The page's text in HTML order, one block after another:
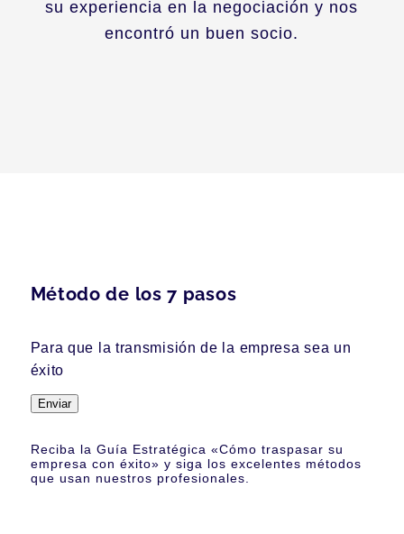
su experiencia en la negociación y nos
encontró un buen socio.
Método de los 7 pasos
Para que la transmisión de la empresa sea un
éxito
Enviar
Reciba la Guía Estratégica «Cómo traspasar su
empresa con éxito» y siga los excelentes métodos
que usan nuestros profesionales.